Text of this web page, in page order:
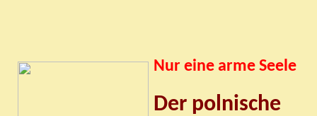
Nur eine arme Seele
Der polnische